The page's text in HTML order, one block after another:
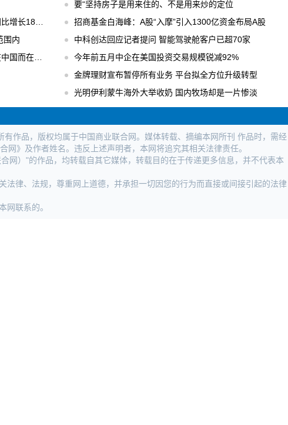
要“坚持房子是用来住的、不是用来炒的定位
差下降75%
招商基金白海峰：A股“入摩”引入1300亿资金布局A股
围内
中科创达回应记者提问 智能驾驶舱客户已超70家
而在美国
今年前五月中企在美国投资交易规模锐减92%
金牌理财宣布暂停所有业务 平台拟全方位升级转型
光明伊利蒙牛海外大举收奶 国内牧场却是一片惨淡
有作品，版权均属于中国商业联合网。媒体转载、摘编本网所刊 作品时，需经
网》及作者姓名。违反上述声明者，本网将追究其相关法律责任。
网）"的作品，均转载自其它媒体，转载目的在于传递更多信息，并不代表本
法律、法规，尊重网上道德，并承担一切因您的行为而直接或间接引起的法律
网联系的。